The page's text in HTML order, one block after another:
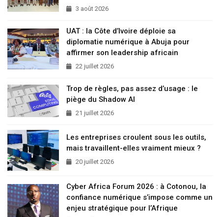
3 août 2026
UAT : la Côte d’Ivoire déploie sa
diplomatie numérique à Abuja pour
affirmer son leadership africain
22 juillet 2026
Trop de règles, pas assez d’usage : le
piège du Shadow AI
21 juillet 2026
Les entreprises croulent sous les outils,
mais travaillent-elles vraiment mieux ?
20 juillet 2026
Cyber Africa Forum 2026 : à Cotonou, la
confiance numérique s’impose comme un
enjeu stratégique pour l’Afrique